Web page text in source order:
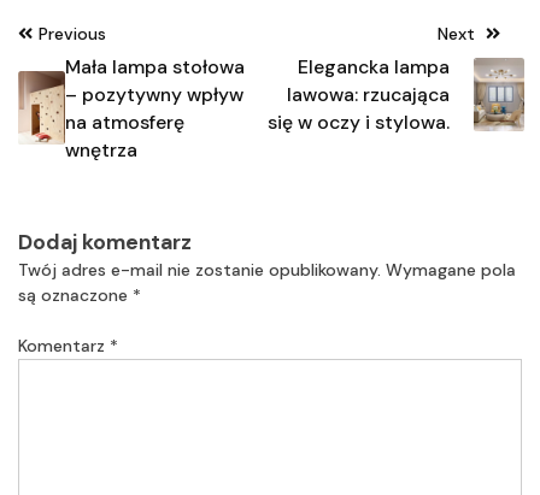
Nawigacja
Previous
Mała lampa stołowa
– pozytywny wpływ
na atmosferę
wnętrza
Next
Elegancka lampa
lawowa: rzucająca
się w oczy i stylowa.
Dodaj komentarz
Twój adres e-mail nie zostanie opublikowany. Wymagane pola
są oznaczone *
Komentarz *